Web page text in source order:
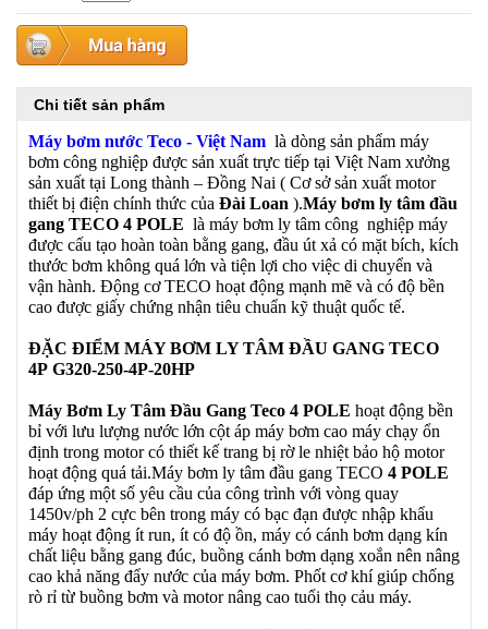
Chi tiết sản phẩm
Máy bơm nước Teco - Việt Nam là dòng sản phẩm máy
bơm công nghiệp được sản xuất trực tiếp tại Việt Nam xưởng
sản xuất tại Long thành – Đồng Nai ( Cơ sở sản xuất motor
thiết bị điện chính thức của Đài Loan ).Máy bơm ly tâm đầu
gang TECO 4 POLE là máy bơm ly tâm công nghiệp máy
được cấu tạo hoàn toàn bằng gang, đầu út xả có mặt bích, kích
thước bơm không quá lớn và tiện lợi cho việc di chuyển và
vận hành. Động cơ TECO hoạt động mạnh mẽ và có độ bền
cao được giấy chứng nhận tiêu chuẩn kỹ thuật quốc tế.
ĐẶC ĐIỂM MÁY BƠM LY TÂM ĐẦU GANG TECO
4P G320-250-4P-20HP
Máy Bơm Ly Tâm Đầu Gang Teco 4 POLE hoạt động bền
bỉ với lưu lượng nước lớn cột áp máy bơm cao máy chạy ổn
định trong motor có thiết kế trang bị rờ le nhiệt bảo hộ motor
hoạt động quá tải.Máy bơm ly tâm đầu gang TECO 4 POLE
đáp ứng một số yêu cầu của công trình với vòng quay
1450v/ph 2 cực bên trong máy có bạc đạn được nhập khẩu
máy hoạt động ít run, ít có độ ồn, máy có cánh bơm dạng kín
chất liệu bằng gang đúc, buồng cánh bơm dạng xoắn nên nâng
cao khả năng đẩy nước của máy bơm. Phốt cơ khí giúp chống
rò rỉ từ buồng bơm và motor nâng cao tuổi thọ cảu máy.